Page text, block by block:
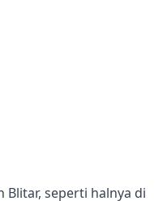
Blitar, seperti halnya di